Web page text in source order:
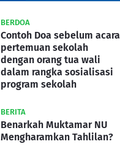
BERDOA
Contoh Doa sebelum acara
pertemuan sekolah
dengan orang tua wali
dalam rangka sosialisasi
program sekolah
BERITA
Benarkah Muktamar NU
Mengharamkan Tahlilan?